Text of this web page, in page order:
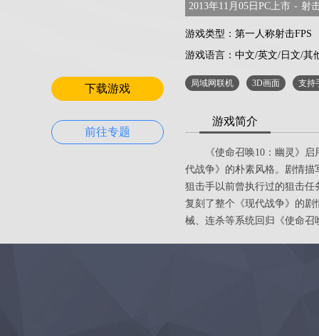
下载游戏
前往专题
2013年11月05日PC上市 - 射
游戏类型：第一人称射击FPS
游戏语言： 中文/英文/日文/其
局域网联机 3D画面 支持
游戏简介
《使命召唤10：幽灵》启
代战争》的朴素风格。剧情
狙击手以前曾执行过的狙击任
复刻了整个《现代战争》的剧
械、连杀等系统回归《使命召